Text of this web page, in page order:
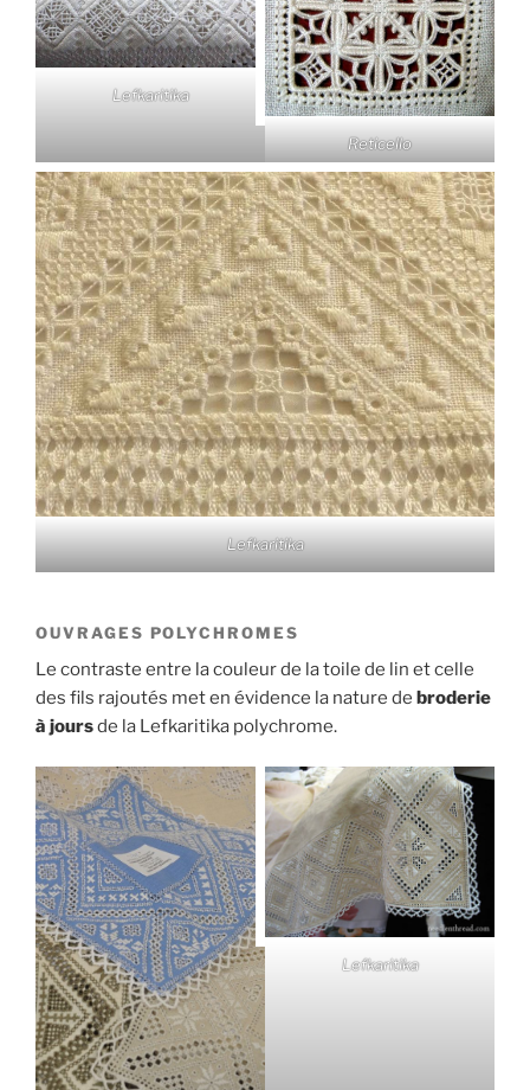
Lefkaritika
Reticello
Lefkaritika
OUVRAGES POLYCHROMES
Le contraste entre la couleur de la toile de lin et celle
des fils rajoutés met en évidence la nature de broderie
à joursde la Lefkaritika polychrome.
Lefkaritika